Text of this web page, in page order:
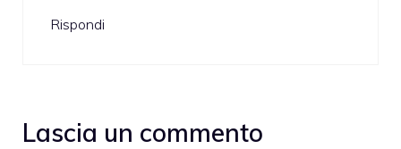
Rispondi
Lascia un commento